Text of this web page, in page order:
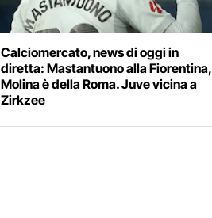
Calciomercato, news di oggi in
diretta: Mastantuono alla Fiorentina,
Molina è della Roma. Juve vicina a
Zirkzee